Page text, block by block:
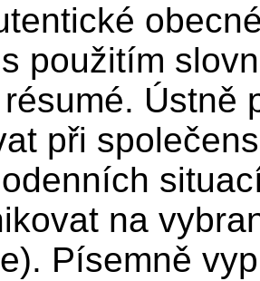
použitím
Ústně
při
na
Písemně